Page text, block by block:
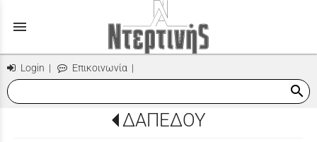
menu
Login | Επικοινωνία |
search
ΔΑΠΕΔΟΥ